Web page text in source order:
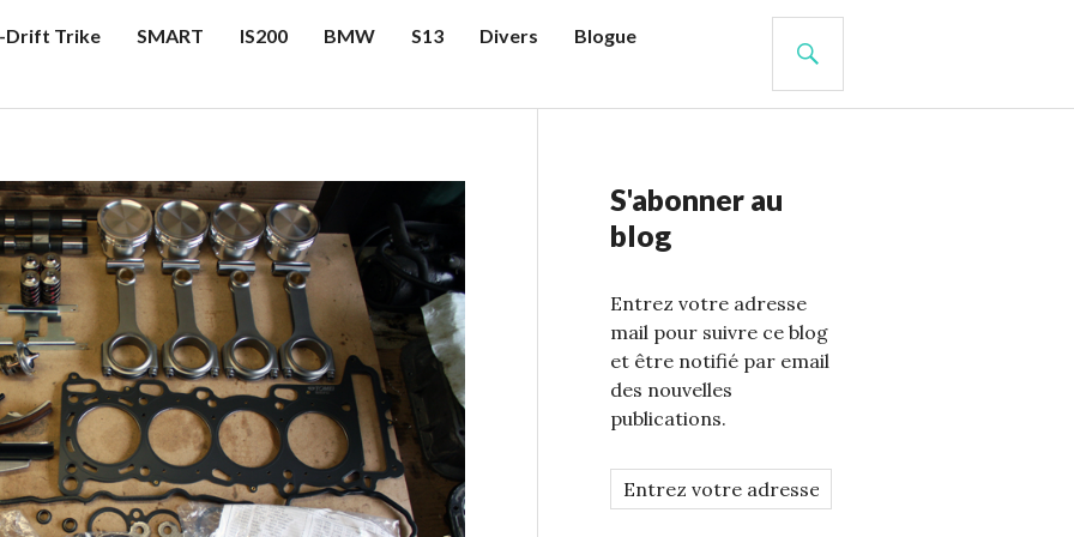
Drift Trike SMART IS200 BMW S13 Divers
Blogue
S'abonner au
blog
Entrez votre adresse
mail pour suivre ce blog
et être notifié par email
des nouvelles
publications.
d